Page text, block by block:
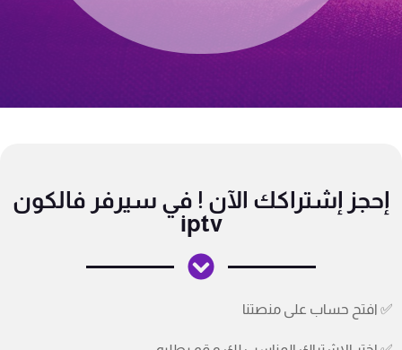
إحجز إشتراكك الآن ! في سيرفر فالكون
iptv
✅ افتح حساب على منصتنا